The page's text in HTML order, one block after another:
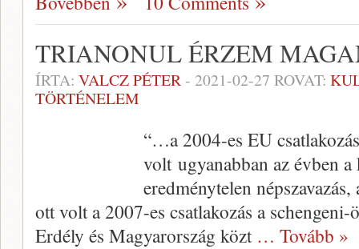
TRIANONUL ÉRZEM
ÍRTA: VALCZ PÉTER- 2021-02-27 ROVAT:
TÖRTÉNELEM
“…a 2004-es EU
volt ugyanabban az évben
eredménytelen
ott volt a 2007-es csatlakozás a
Erdély és Magyarország közt … Tovább »